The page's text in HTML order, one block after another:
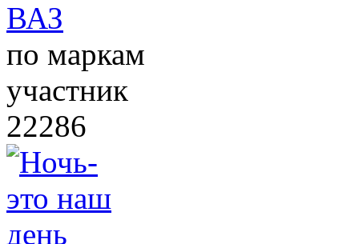
ВАЗ
по маркам
участник
22286